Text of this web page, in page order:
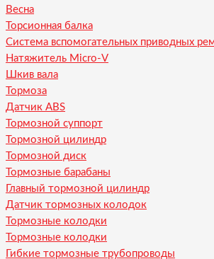
Весна
Торсионная балка
Система вспомогательных приводных
Натяжитель Micro-V
Шкив вала
Тормоза
Датчик ABS
Тормозной суппорт
Тормозной цилиндр
Тормозной диск
Тормозные барабаны
Главный тормозной цилиндр
Датчик тормозных колодок
Тормозные колодки
Тормозные колодки
Гибкие тормозные трубопроводы